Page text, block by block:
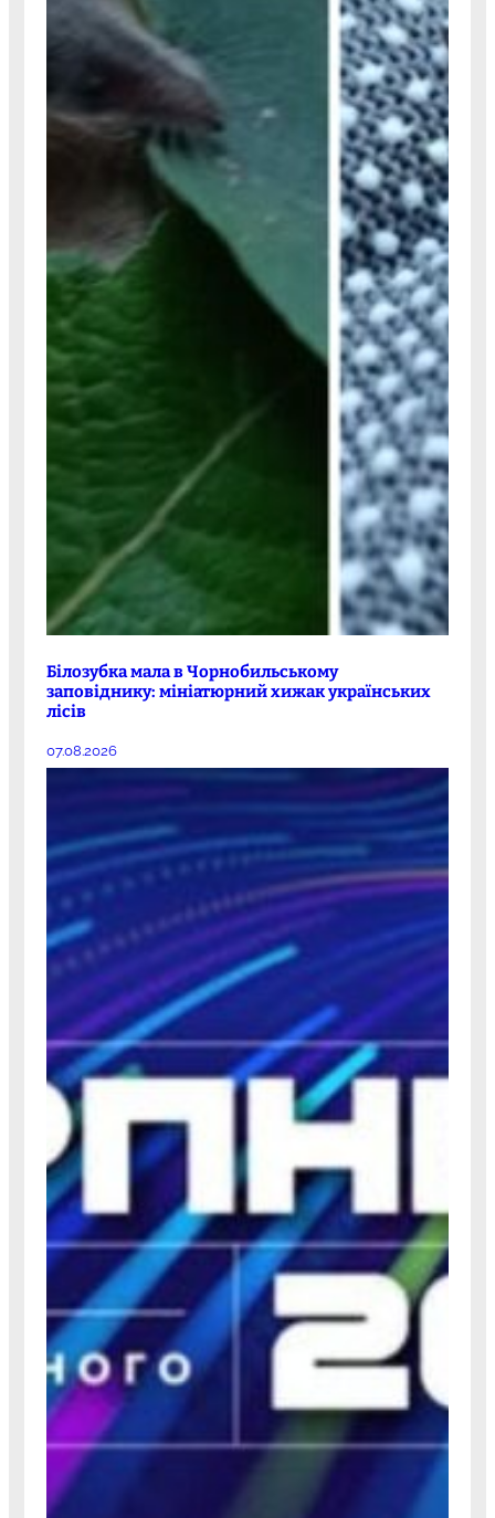
Білозубка мала в Чорнобильському
заповіднику: мініатюрний хижак українських
лісів
07.08.2026